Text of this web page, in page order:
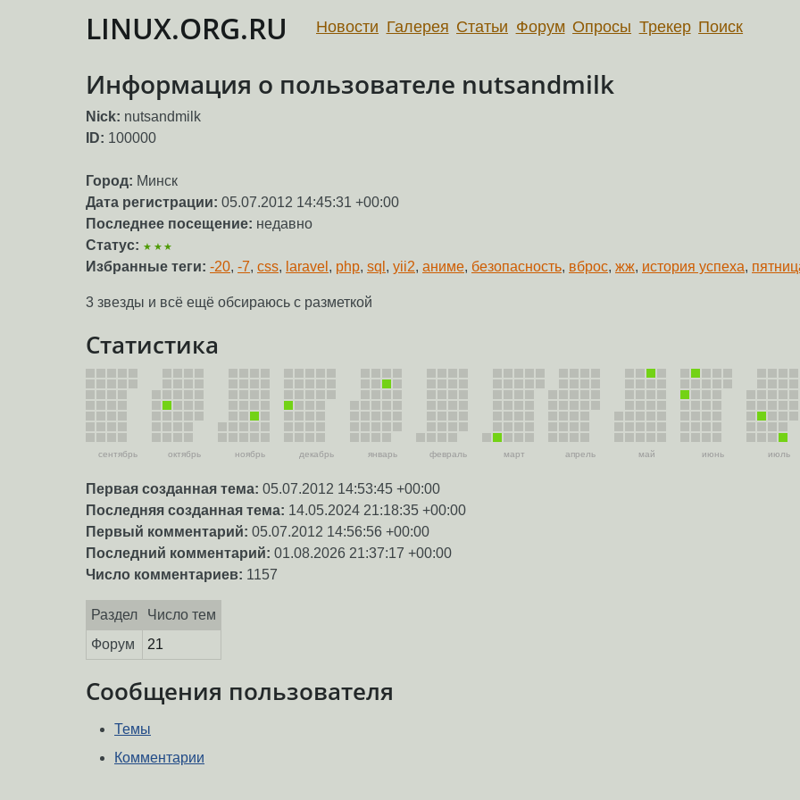
LINUX.ORG.RU Новости Галерея Статьи Форум Опросы Трекер Поиск
Информация о пользователе nutsandmilk
Nick: nutsandmilk
ID: 100000
Город: Минск
Дата регистрации: 05.07.2012 14:45:31 +00:00
Последнее посещение: недавно
Статус: ★★★
Избранные теги: -20, -7, css, laravel , php, sql , yii2, аниме, безопасность, вброс, жж, история успеха,
3 звезды и всё ещё обсираюсь с разметкой
Статистика
сентябрь октябрь ноябрь декабрь январь февраль март апрель май июнь июль
Первая созданная тема: 05.07.2012 14:53:45 +00:00
Последняя созданная тема: 14.05.2024 21:18:35 +00:00
Первый комментарий: 05.07.2012 14:56:56 +00:00
Последний комментарий: 01.08.2026 21:37:17 +00:00
Число комментариев: 1157
Раздел
Число тем
Форум
21
Сообщения пользователя
Темы
Комментарии